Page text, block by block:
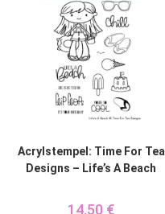
Acrylstempel: Time For Tea
Designs – Life’s A Beach
14,50 €